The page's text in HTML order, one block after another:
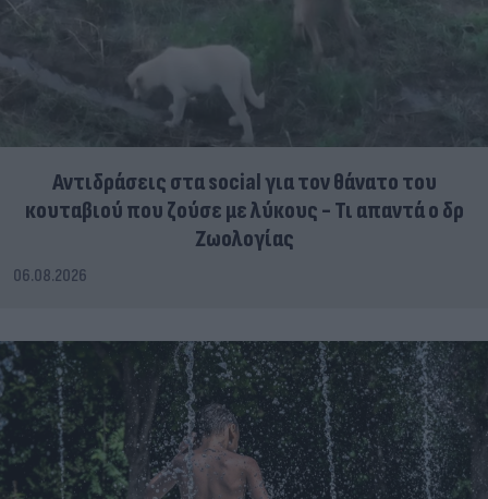
Αντιδράσεις στα social για τον θάνατο του
κουταβιού που ζούσε με λύκους - Τι απαντά ο δρ
Ζωολογίας
06.08.2026